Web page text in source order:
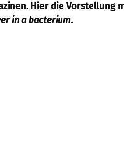
Hier die Vorstellung
in a bacterium.